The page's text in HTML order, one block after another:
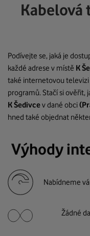
Kabelová
Podívejte se, jaká je
každé adrese v místě K
také internetovou televizi
programů. Stačí si
K Šedivcev dané obci
hned také objednat
Výhody
Nabídneme
Žádné